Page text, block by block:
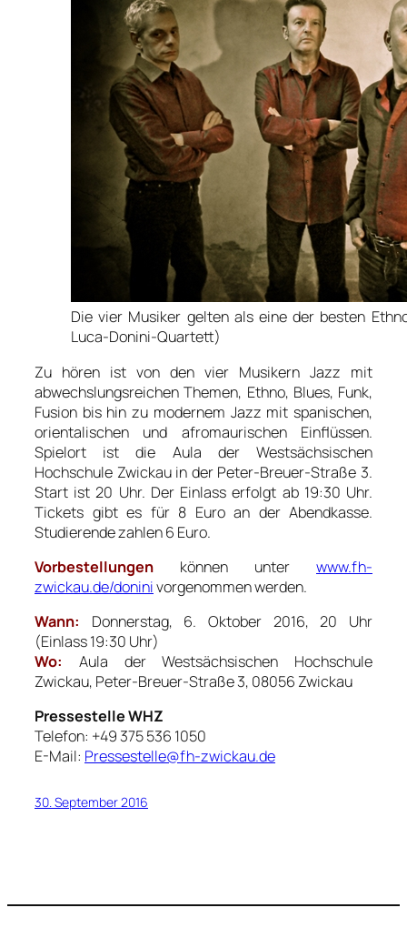
Die vier Musiker gelten als eine der besten
Luca-Donini-Quartett)
Zu hören ist von den vier Musikern Jazz mit
abwechslungsreichen Themen, Ethno, Blues, Funk,
Fusion bis hin zu modernem Jazz mit spanischen,
orientalischen und afromaurischen Einflüssen.
Spielort ist die Aula der Westsächsischen
Hochschule Zwickau in der Peter-Breuer-Straße 3.
Start ist 20 Uhr. Der Einlass erfolgt ab 19:30 Uhr.
Tickets gibt es für 8 Euro an der Abendkasse.
Studierende zahlen 6 Euro.
Vorbestellungen können unter www.fh-
zwickau.de/doninivorgenommen werden.
Wann:
Donnerstag, 6. Oktober 2016, 20 Uhr
(Einlass 19:30 Uhr)
Wo: Aula der Westsächsischen Hochschule
Zwickau, Peter-Breuer-Straße 3, 08056 Zwickau
Pressestelle WHZ
Telefon: +49 375 536 1050
E-Mail: Pressestelle@fh-zwickau.de
30. September 2016